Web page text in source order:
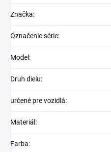
Značka:
Označenie série:
Model :
Druh dielu:
určené pre vozidlá:
Materiál :
Farba: